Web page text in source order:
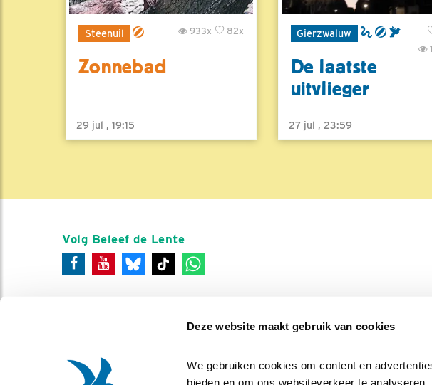
Deze website maakt gebruik van cookies
We gebruiken cookies om content en
bieden en om ons websiteverkeer te
Steenuil 82x
933x
Zonnebad
29 jul , 19:15
Gierzwaluw
De laatste
uitvlieger
27 jul , 23:59
Volg Beleef de Lente